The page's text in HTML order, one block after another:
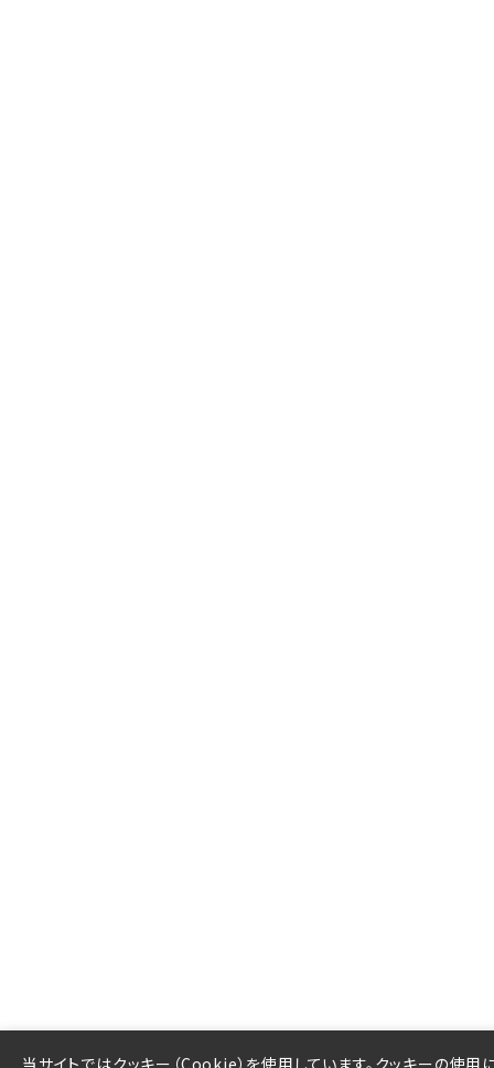
当サイトではクッキー（Cookie）を使用しています。クッキーの使用